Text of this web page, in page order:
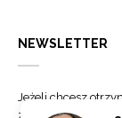
NEWSLETTER
Jeżeli chcesz
zapisz się do